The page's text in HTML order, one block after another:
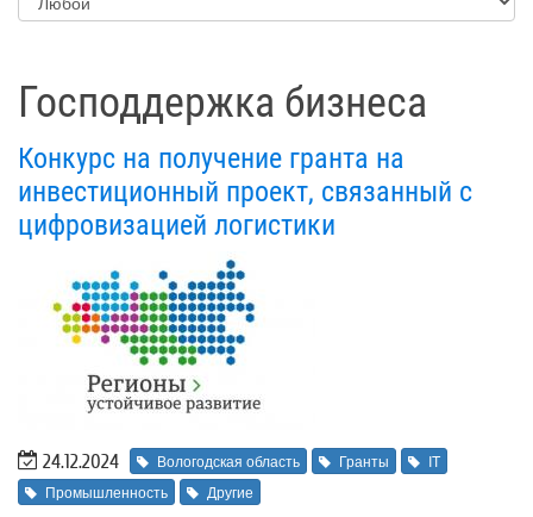
Господдержка бизнеса
Конкурс на получение гранта на
инвестиционный проект, связанный с
цифровизацией логистики
24.12.2024 Вологодская область Гранты
IT
Промышленность
Другие